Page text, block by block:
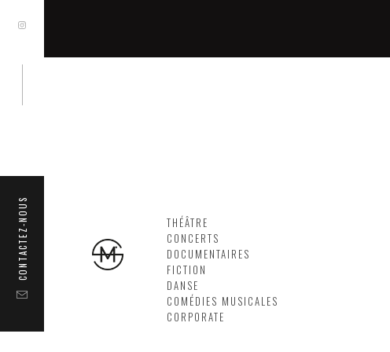
THÉÂTRE
CONCERTS
DOCUMENTAIRES
FICTION
DANSE
COMÉDIES MUSICALES
CORPORATE
CONTACTEZ-NOUS